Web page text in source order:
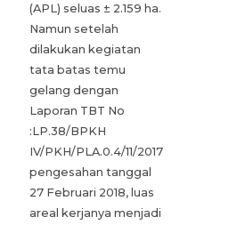
(APL) seluas ± 2.159 ha.
Namun setelah
dilakukan kegiatan
tata batas temu
gelang dengan
Laporan TBT No
:LP.38/BPKH
IV/PKH/PLA.0.4/11/2017
pengesahan tanggal
27 Februari 2018, luas
areal kerjanya menjadi